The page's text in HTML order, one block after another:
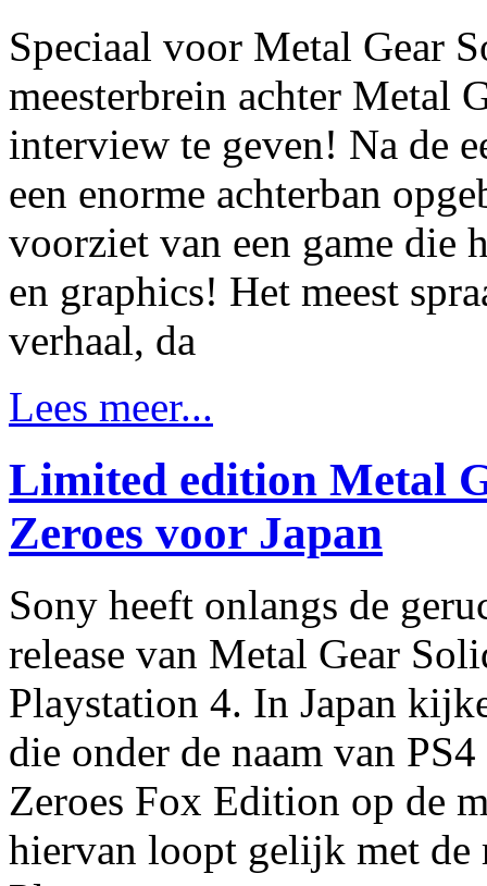
Speciaal voor Metal Gear
meesterbrein achter Metal
interview te geven! Na de
een enorme achterban
voorziet van een game die
en graphics! Het meest
verhaal, da
Lees meer...
Limited edition Metal
Zeroes voor Japan
Sony heeft onlangs de
release van Metal Gear
Playstation 4. In Japan
die onder de naam van
Zeroes Fox Edition op de
hiervan loopt gelijk met de